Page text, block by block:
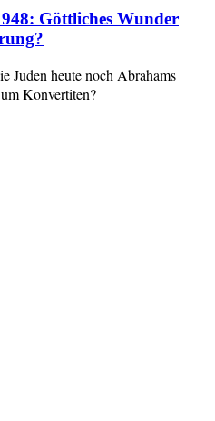
Göttliches Wunder
Juden heute noch Abrahams
Konvertiten?